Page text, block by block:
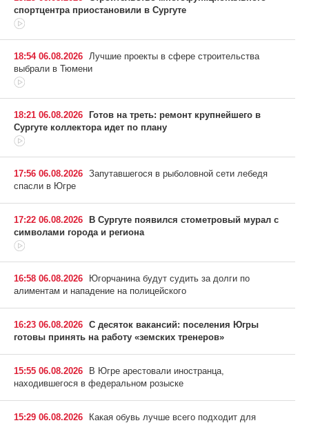
спортцентра приостановили в Сургуте
18:54 06.08.2026 Лучшие проекты в сфере строительства
выбрали в Тюмени
18:21 06.08.2026
Готов на треть: ремонт крупнейшего в
Сургуте коллектора идет по плану
17:56 06.08.2026 Запутавшегося в рыболовной сети лебедя
спасли в Югре
17:22 06.08.2026
В Сургуте появился стометровый мурал с
символами города и региона
16:58 06.08.2026
Югорчанина будут судить за долги по
алиментам и нападение на полицейского
16:23 06.08.2026 С десяток вакансий: поселения Югры
готовы принять на работу «земских тренеров»
15:55 06.08.2026
В Югре арестовали иностранца,
находившегося в федеральном розыске
15:29 06.08.2026
Какая обувь лучше всего подходит для